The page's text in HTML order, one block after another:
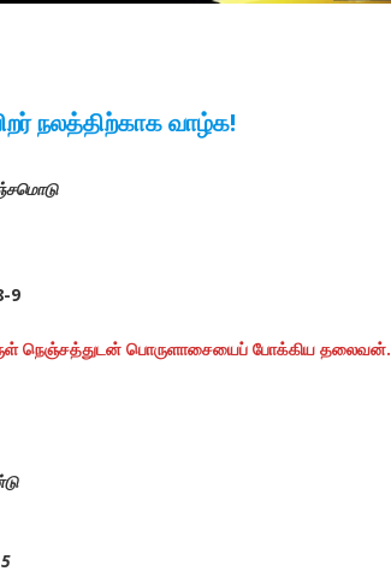
நலத்திற்காக வாழ்க!
9
நெஞ்சத்துடன் பொருளாசையைப் போக்கிய தலைவன்.